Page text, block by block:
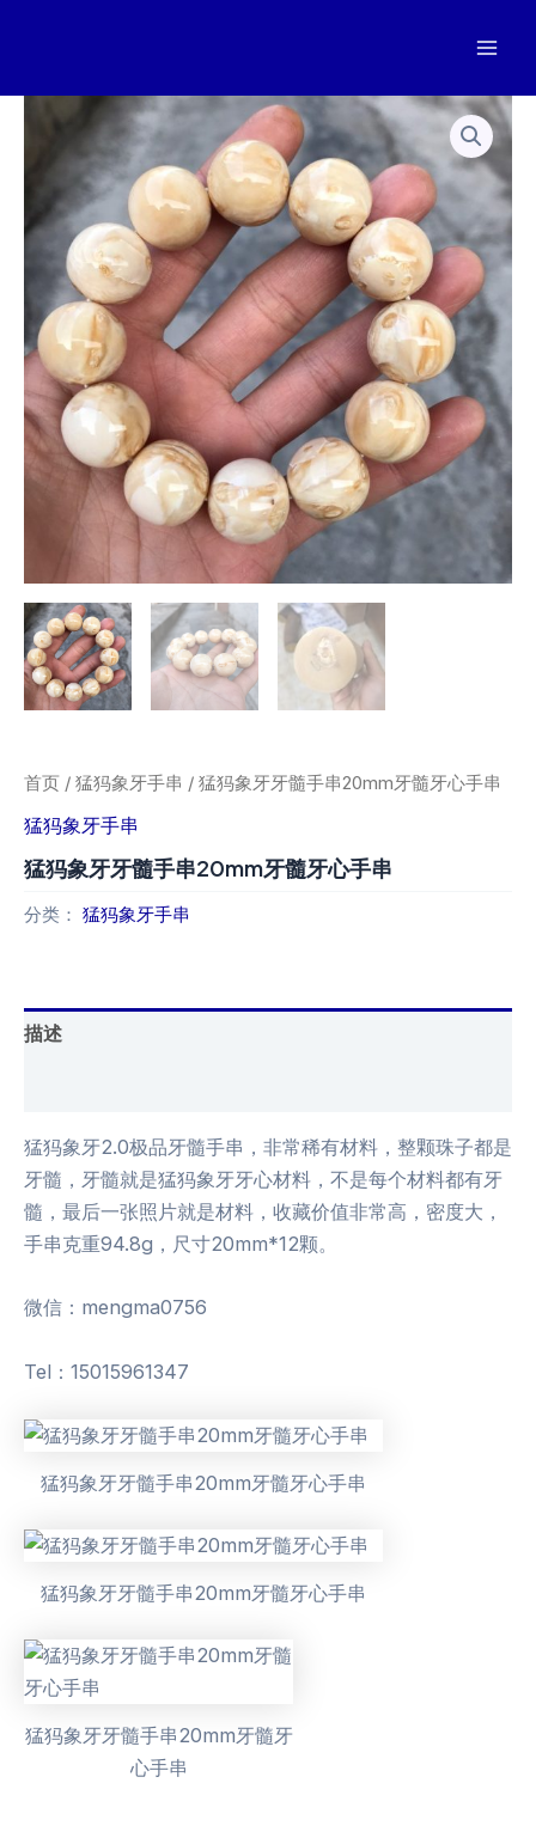
首页 / 猛犸象牙手串 / 猛犸象牙牙髓手串20mm牙髓牙心手串
猛犸象牙手串
猛犸象牙牙髓手串20mm牙髓牙心手串
分类： 猛犸象牙手串
描述
猛犸象牙2.0极品牙髓手串，非常稀有材料，整颗珠子都是
牙髓，牙髓就是猛犸象牙牙心材料，不是每个材料都有牙
髓，最后一张照片就是材料，收藏价值非常高，密度大，
手串克重94.8g，尺寸20mm*12颗。
微信：mengma0756
Tel：15015961347
猛犸象牙牙髓手串20mm牙髓牙心手串
猛犸象牙牙髓手串20mm牙髓牙心手串
猛犸象牙牙髓手串20mm牙髓牙
心手串